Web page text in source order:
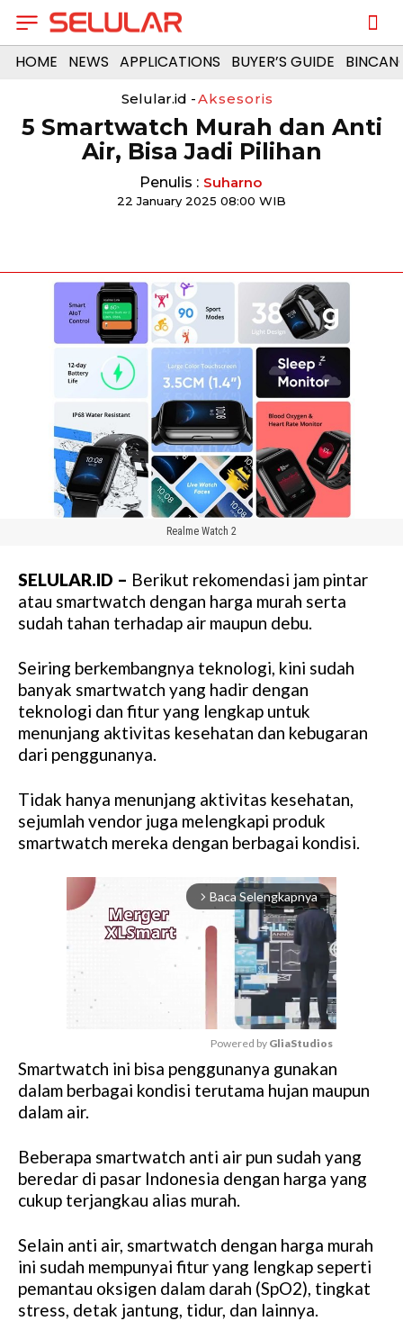
HOME NEWS APPLICATIONS BUYER’S GUIDE
Selular.id -Aksesoris
5 Smartwatch Murah dan Anti
Air, Bisa Jadi Pilihan
Penulis : Suharno
22 January 2025 08:00 WIB
Realme Watch 2
SELULAR.ID – Berikut rekomendasi jam pintar
atau smartwatch dengan harga murah serta
sudah tahan terhadap air maupun debu.
Seiring berkembangnya teknologi, kini sudah
banyak smartwatch yang hadir dengan
teknologi dan fitur yang lengkap untuk
menunjang aktivitas kesehatan dan kebugaran
dari penggunanya.
Tidak hanya menunjang aktivitas kesehatan,
sejumlah vendor juga melengkapi produk
smartwatch mereka dengan berbagai kondisi.
arrow_forward_ios Baca Selengkapnya
M
u
Powered by GliaStudios
Smartwatch ini bisa penggunanya gunakan
dalam berbagai kondisi terutama hujan maupun
dalam air.
Beberapa smartwatch anti air pun sudah yang
beredar di pasar Indonesia dengan harga yang
cukup terjangkau alias murah.
Selain anti air, smartwatch dengan harga murah
ini sudah mempunyai fitur yang lengkap seperti
pemantau oksigen dalam darah (SpO2), tingkat
stress, detak jantung, tidur, dan lainnya.